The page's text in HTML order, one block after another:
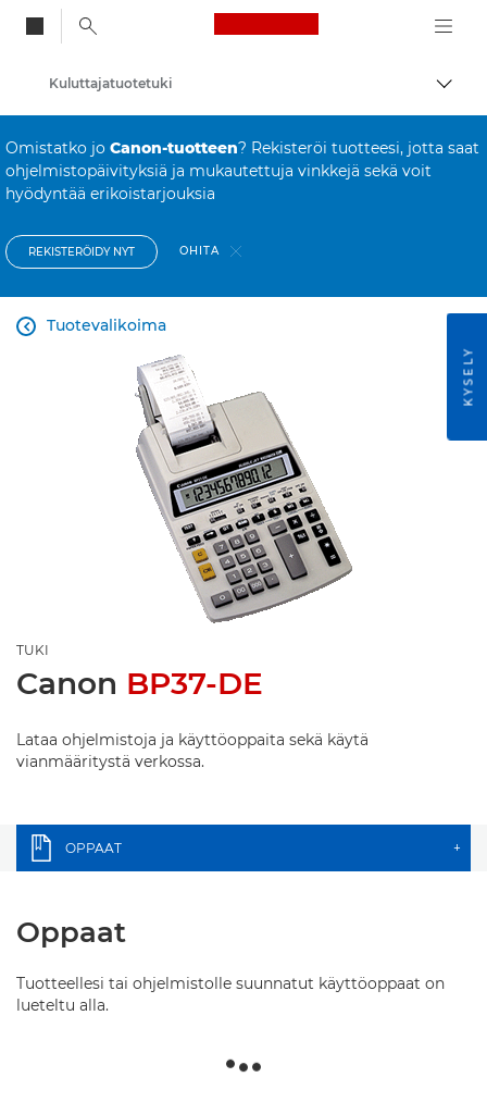
Canon Logo, back
Kuluttajatuotetuki
Omistatko jo Canon-tuotteen? Rekisteröi tuotteesi, jotta saat
ohjelmistopäivityksiä ja mukautettuja vinkkejä sekä voit
hyödyntää erikoistarjouksia
REKISTERÖIDY NYT OHITA
Tuotevalikoima

TUKI
Canon BP37-DE
Lataa ohjelmistoja ja käyttöoppaita sekä käytä
vianmääritystä verkossa.
OPPAAT +
Oppaat
Tuotteellesi tai ohjelmistolle suunnatut käyttöoppaat on
lueteltu alla.
KYSELY